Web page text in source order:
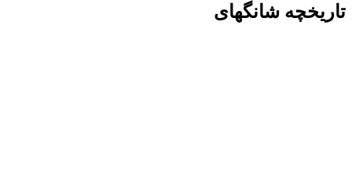
تاریخچه شانگهای